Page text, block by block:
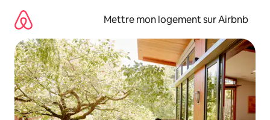
directement
contenu
Mettre mon logement sur Airbnb